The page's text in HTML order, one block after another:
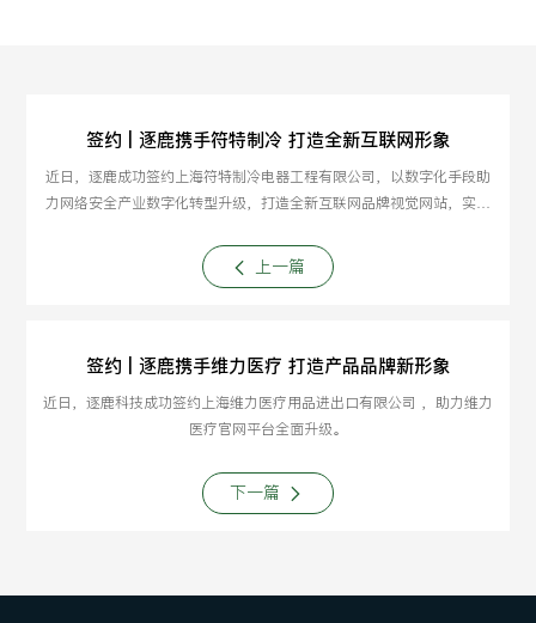
签约 | 逐鹿携手符特制冷 打造全新互联网形象
近日，逐鹿成功签约上海符特制冷电器工程有限公司，以数字化手段助
力网络安全产业数字化转型升级，打造全新互联网品牌视觉网站，实现
上一篇
签约 | 逐鹿携手维力医疗 打造产品品牌新形象
近日，逐鹿科技成功签约上海维力医疗用品进出口有限公司 ，助力维力
医疗官网平台全面升级。
下一篇